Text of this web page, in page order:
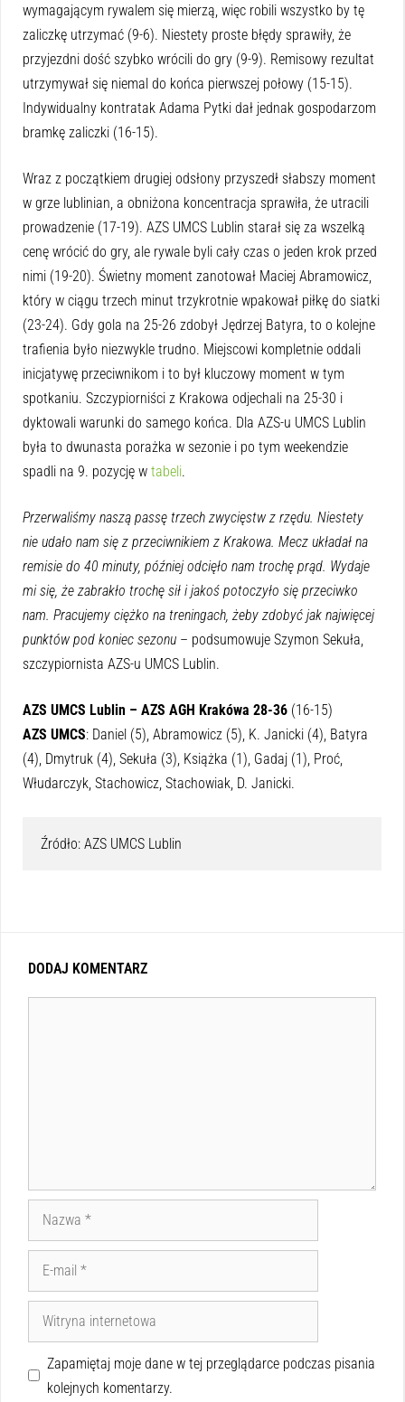
wymagającym rywalem się mierzą, więc robili wszystko by tę
zaliczkę utrzymać (9-6). Niestety proste błędy sprawiły, że
przyjezdni dość szybko wrócili do gry (9-9). Remisowy rezultat
utrzymywał się niemal do końca pierwszej połowy (15-15).
Indywidualny kontratak Adama Pytki dał jednak gospodarzom
bramkę zaliczki (16-15).
Wraz z początkiem drugiej odsłony przyszedł słabszy moment
w grze lublinian, a obniżona koncentracja sprawiła, że utracili
prowadzenie (17-19). AZS UMCS Lublin starał się za wszelką
cenę wrócić do gry, ale rywale byli cały czas o jeden krok przed
nimi (19-20). Świetny moment zanotował Maciej Abramowicz,
który w ciągu trzech minut trzykrotnie wpakował piłkę do siatki
(23-24). Gdy gola na 25-26 zdobył Jędrzej Batyra, to o kolejne
trafienia było niezwykle trudno. Miejscowi kompletnie oddali
inicjatywę przeciwnikom i to był kluczowy moment w tym
spotkaniu. Szczypiorniści z Krakowa odjechali na 25-30 i
dyktowali warunki do samego końca. Dla AZS-u UMCS Lublin
była to dwunasta porażka w sezonie i po tym weekendzie
spadli na 9. pozycję w tabeli.
Przerwaliśmy naszą passę trzech zwycięstw z rzędu. Niestety
nie udało nam się z przeciwnikiem z Krakowa. Mecz układał na
remisie do 40 minuty, później odcięło nam trochę prąd. Wydaje
mi się, że zabrakło trochę sił i jakoś potoczyło się przeciwko
nam. Pracujemy ciężko na treningach, żeby zdobyć jak najwięcej
punktów pod koniec sezonu – podsumowuje Szymon Sekuła,
szczypiornista AZS-u UMCS Lublin.
AZS UMCS Lublin – AZS AGH Krakówa 28-36 (16-15)
AZS UMCS: Daniel (5), Abramowicz (5), K. Janicki (4), Batyra
(4), Dmytruk (4), Sekuła (3), Książka (1), Gadaj (1), Proć,
Włudarczyk, Stachowicz, Stachowiak, D. Janicki.
Źródło: AZS UMCS Lublin
DODAJ KOMENTARZ
Zapamiętaj moje dane w tej przeglądarce podczas pisania
kolejnych komentarzy.